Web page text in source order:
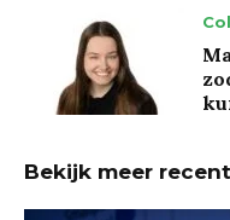
Bekijk meer